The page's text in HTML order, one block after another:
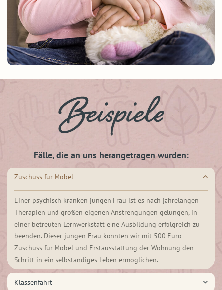
Fälle, die an uns herangetragen wurden:
Zuschuss für Möbel
Einer psychisch kranken jungen Frau ist es nach jahrelangen
Therapien und großen eigenen Anstrengungen gelungen, in
einer betreuten Lernwerkstatt eine Ausbildung erfolgreich zu
beenden. Dieser jungen Frau konnten wir mit 500 Euro
Zuschuss für Möbel und Erstausstattung der Wohnung den
Schritt in ein selbständiges Leben ermöglichen.
Klassenfahrt